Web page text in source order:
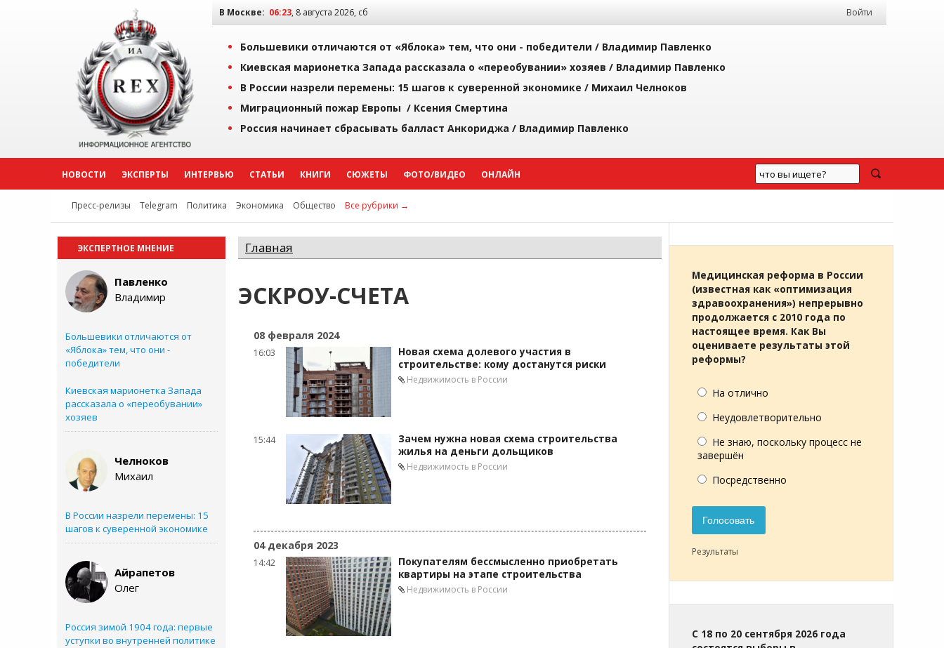
В Москве: 06:23, 8 августа 2026, сб Войти
Большевики отличаются от «Яблока» тем, что они - победители / Владимир Павленко
Киевская марионетка Запада рассказала о «переобувании» хозяев / Владимир Павленко
В России назрели перемены: 15 шагов к суверенной экономике / Михаил Челноков
Миграционный пожар Европы / Ксения Смертина
Россия начинает сбрасывать балласт Анкориджа / Владимир Павленко
НОВОСТИ ЭКСПЕРТЫ ИНТЕРВЬЮ СТАТЬИ КНИГИ СЮЖЕТЫ ФОТО/ВИДЕО ОНЛАЙН
Пресс-релизы Telegram Политика Экономика Общество Все рубрики →
ЭКСПЕРТНОЕ МНЕНИЕ
Павленко
Владимир
Большевики отличаются от
«Яблока» тем, что они -
победители
Киевская марионетка Запада
рассказала о «переобувании»
хозяев
Челноков
Михаил
В России назрели перемены: 15
шагов к суверенной экономике
Айрапетов
Олег
Россия зимой 1904 года: первые
уступки во внутренней политике
Главная
ЭСКРОУ-СЧЕТА
08 февраля 2024
16:03
Новая схема долевого участия в
строительстве: кому достанутся риски
Недвижимость в России
15:44
Зачем нужна новая схема строительства
жилья на деньги дольщиков
Недвижимость в России
04 декабря 2023
14:42
Покупателям бессмысленно приобретать
квартиры на этапе строительства
Недвижимость в России
Медицинская реформа в России
(известная как «оптимизация
здравоохранения») непрерывно
продолжается с 2010 года по
настоящее время. Как Вы
оцениваете результаты этой
реформы?
На отлично
Неудовлетворительно
Не знаю, поскольку процесс не
завершён
Посредственно
Голосовать
Результаты
С 18 по 20 сентября 2026 года